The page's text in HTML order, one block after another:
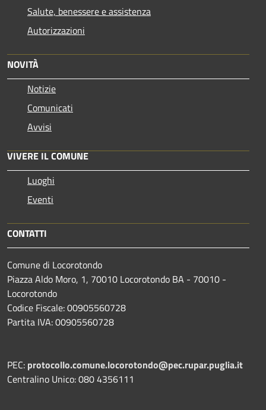
Salute, benessere e assistenza
Autorizzazioni
NOVITÀ
Notizie
Comunicati
Avvisi
VIVERE IL COMUNE
Luoghi
Eventi
CONTATTI
Comune di Locorotondo
Piazza Aldo Moro, 1, 70010 Locorotondo BA - 70010 -
Locorotondo
Codice Fiscale: 00905560728
Partita IVA: 00905560728
PEC: protocollo.comune.locorotondo@pec.rupar.puglia.it
Centralino Unico: 080 4356111